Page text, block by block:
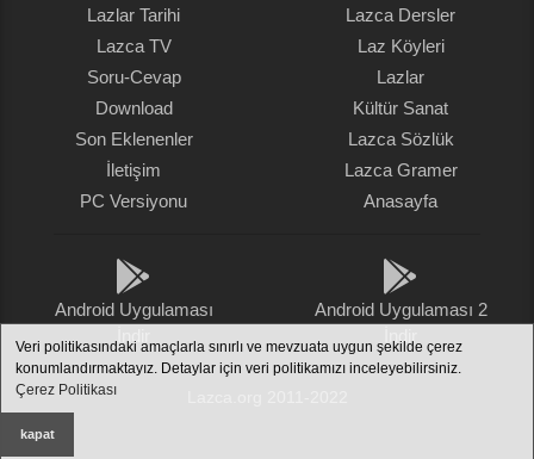
Veri politikasındaki amaçlarla sınırlı ve mevzuata uygun şekilde çerez
konumlandırmaktayız. Detaylar için veri politikamızı inceleyebilirsiniz.
Çerez Politikası
kapat
Lazlar Tarihi
Lazca TV
Soru-Cevap
Download
Son Eklenenler
İletişim
PC Versiyonu
Lazca Dersler
Laz Köyleri
Lazlar
Kültür Sanat
Lazca Sözlük
Lazca Gramer
Anasayfa
Android Uygulaması
Android Uygulaması 2